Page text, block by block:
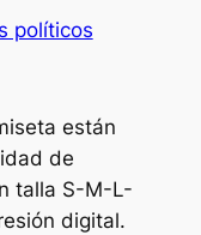
políticos
están
de
talla S-M-L-
digital.